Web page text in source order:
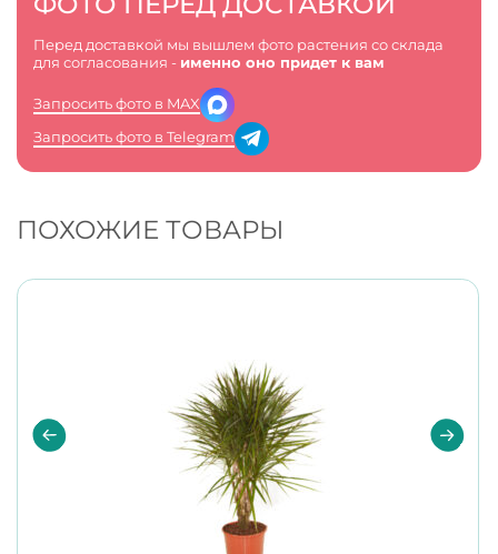
Перед доставкой мы вышлем фото растения со склада
для согласования - именно оно придет к вам
Запросить фото в MAX
Запросить фото в Telegram
ПОХОЖИЕ ТОВАРЫ